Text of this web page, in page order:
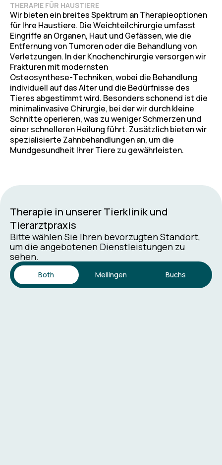
THERAPIE FÜR HAUSTIERE
WirbieteneinbreitesSpektrum anTherapieoptionen
fürIhre Haustiere. DieWeichteilchirurgie umfasst
Eingriffe anOrganen, Haut und Gefässen,wie die
EntfernungvonTumorenoderdie Behandlungvon
Verletzungen. InderKnochenchirurgieversorgenwir
Frakturenmit modernsten
Osteosynthese-Techniken,wobei die Behandlung
individuell aufdasAlterund die Bedürfnisse des
Tieres abgestimmtwird. Besondersschonend ist die
minimalinvasive Chirurgie, bei derwirdurchkleine
Schnitte operieren,was zuwenigerSchmerzenund
einerschnellerenHeilungführt. Zusätzlichbietenwir
spezialisierte Zahnbehandlungenan, um die
Mundgesundheit IhrerTiere zu gewährleisten.
Therapie in unserer Tierklinik und
Tierarztpraxis
Bitte wählen Sie Ihren bevorzugten Standort,
um die angebotenen Dienstleistungen zu
sehen.
Both Mellingen Buchs